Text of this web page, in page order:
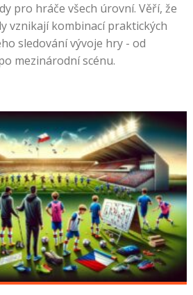
pro hráče všech úrovní. Věří, že
vznikají kombinací praktických
sledování vývoje hry - od
mezinárodní scénu.